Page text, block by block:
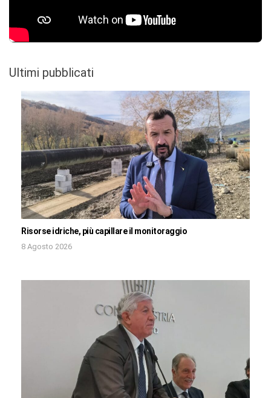
Ultimi pubblicati
Risorse idriche, più capillare il monitoraggio
8 Agosto 2026